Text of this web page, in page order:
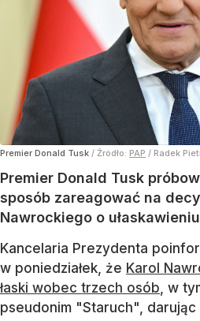
Premier Donald Tusk / Źródło: PAP / Radek
Premier Donald Tusk
sposób zareagować na
Nawrockiego o
Kancelaria Prezydenta
w poniedziałek, że Karol
łaski wobec trzech osób , w
pseudonim "Staruch",